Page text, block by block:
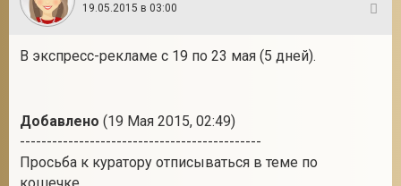
19.05.2015 в 03:00
В экспресс-рекламе с 19 по 23 мая (5 дней).
Добавлено (19 Мая 2015, 02:49)
---------------------------------------------
Просьба к куратору отписываться в теме по